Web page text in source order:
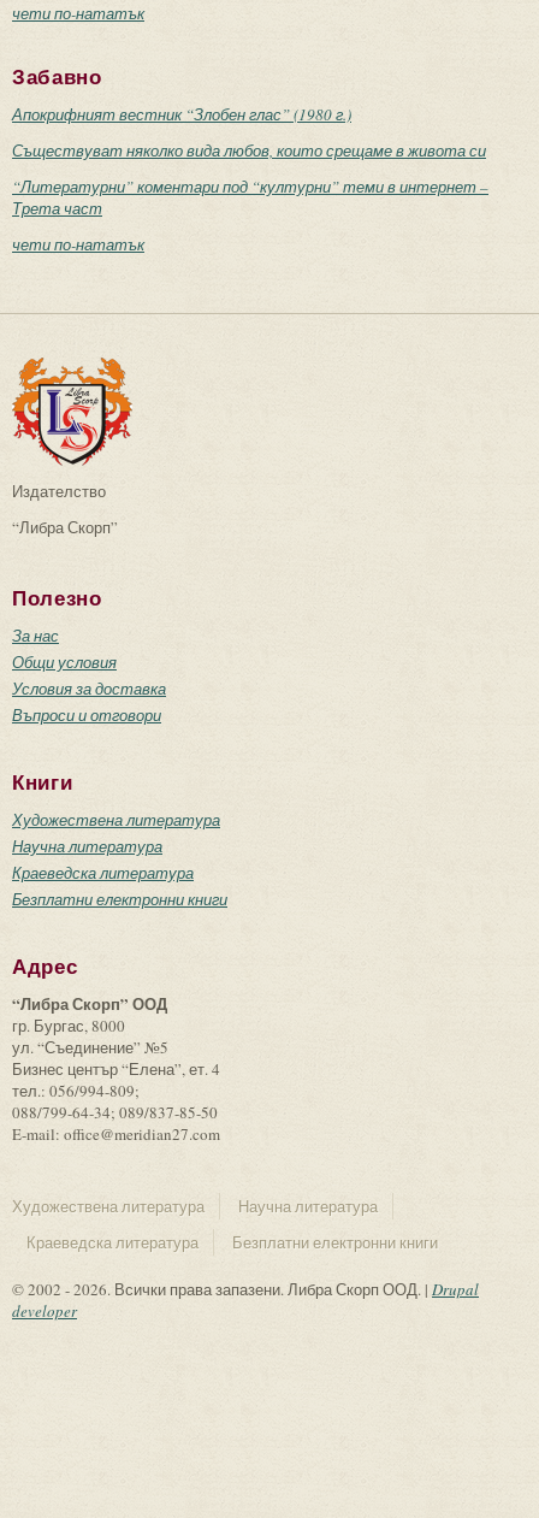
чети по-нататък
Забавно
Апокрифният вестник “Злобен глас” (1980 г.)
Съществуват няколко вида любов, които срещаме в живота си
“Литературни” коментари под “културни” теми в интернет –
Трета част
чети по-нататък
Издателство
“Либра Скорп”
Полезно
За нас
Общи условия
Условия за доставка
Въпроси и отговори
Книги
Художествена литература
Научна литература
Краеведска литература
Безплатни електронни книги
Адрес
“Либра Скорп” ООД
гр. Бургас, 8000
ул. “Съединение” №5
Бизнес център “Елена”, ет. 4
тел.: 056/994-809;
088/799-64-34; 089/837-85-50
E-mail: office@meridian27.com
Художествена литература
Научна литература
Краеведска литература
Безплатни електронни книги
© 2002 - 2026. Всички права запазени. Либра Скорп ООД. | Drupal
developer